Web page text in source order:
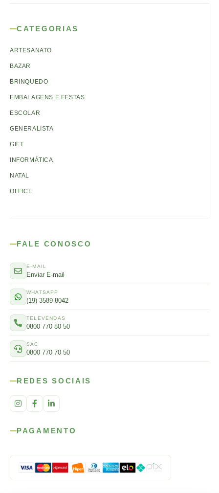
CATEGORIAS
ARTESANATO
BAZAR
BRINQUEDO
EMBALAGENS E FESTAS
ESCOLAR
GENERALISTA
GIFT
INFORMÁTICA
NATAL
OFFICE
FALE CONOSCO
E-MAIL
Enviar E-mail
WHATSAPP
(19) 3589-8042
TELEVENDAS
0800 770 80 50
SAC
0800 770 70 50
REDES SOCIAIS
PAGAMENTO